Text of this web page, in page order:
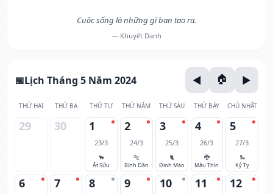
Cuộc sống là những gì bạn tạo ra.
— Khuyết Danh
Lịch Tháng 5 Năm 2024
THỨ HAI THỨ BA THỨ TƯ THỨ NĂM THỨ SÁU THỨ BẢY CHỦ NHẬT
29 30 1
23/3
🐂
Ất Sửu
2
24/3
🐅
Bính Dần
3
25/3
🐈
Đinh Mão
4
26/3
🐉
Mậu Thìn
5
27/3
🐍
Kỷ Tỵ
6 7 8 9 10 11 12